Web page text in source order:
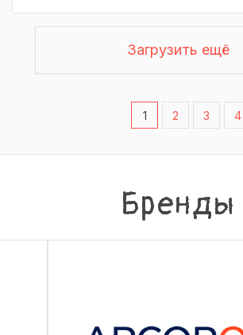
Загрузить ещё
1 2 3 4
Бренды